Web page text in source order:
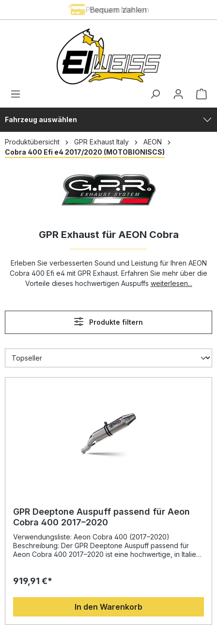
Premium Marken
Bequem zahlen
Fahrzeug auswählen
Produktübersicht GPR Exhaust Italy
AEON
Cobra 400 Efi e4 2017/2020 (MOTOBIONISCS)
GPR Exhaust für AEON Cobra
Erleben Sie verbesserten Sound und Leistung für Ihren AEON
Cobra 400 Efi e4 mit GPR Exhaust. Erfahren Sie mehr über die
Vorteile dieses hochwertigen Auspuffs weiterlesen...
Produkte filtern
GPR Deeptone Auspuff passend für Aeon
Cobra 400 2017–2020
Verwendungsliste: Aeon Cobra 400 (2017–2020)
Beschreibung: Der GPR Deeptone Auspuff passend für
Aeon Cobra 400 2017–2020 ist eine hochwertige, in Italien
sorgt sie für eine deutliche Steigerung von Leistung und
Gewichtsreduzierung im Vergleich zur Serienanlage.
Neben der technischen Verbesserung überzeugt das
System durch einen sportlich-dynamischen Klang, der dank
des entnehmbaren db Killers individuell angepasst werden
919,91 €*
In den Warenkorb